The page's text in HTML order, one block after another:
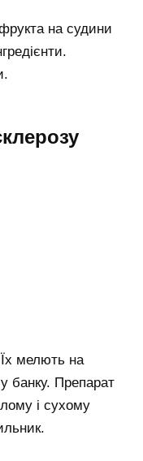
на судини
мелють на
банку. Препарат
і сухому